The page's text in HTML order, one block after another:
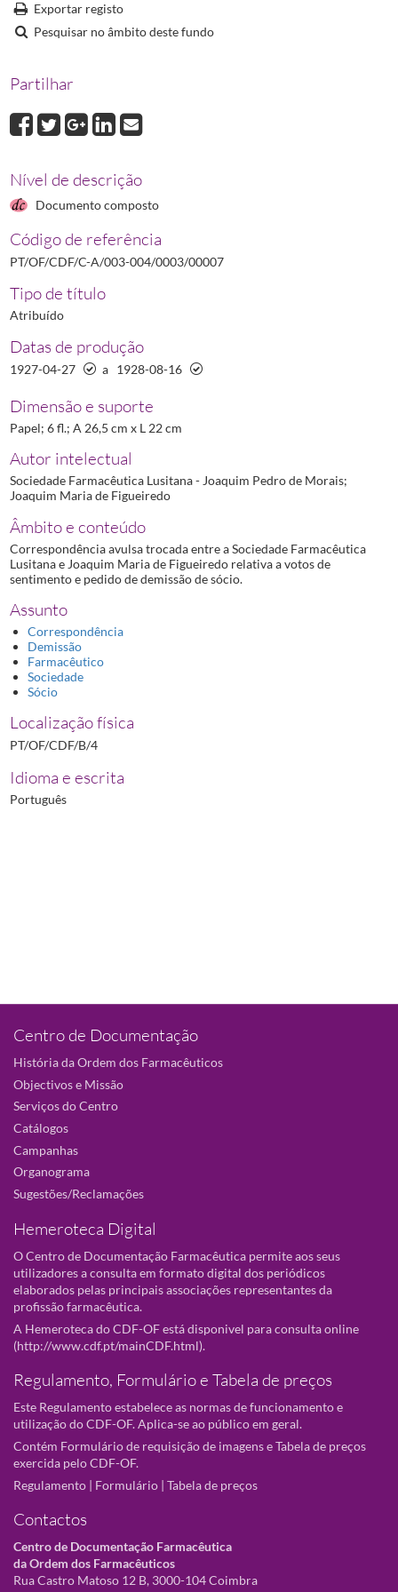
00008Correspondência avulsa trocada com Adolfo Augusto Rodrigues
00009 Correspondência avulsa trocada com José Dias Hipólito Parente
(...)
00019 Correspondência avulsa trocada relativa ao Centenário de
Exportar registo
Pesquisar no âmbito deste fundo
Partilhar
Nível de descrição
Documento composto
Código de referência
PT/OF/CDF/C-A/003-004/0003/00007
Tipo de título
Atribuído
Datas de produção
1927-04-27 a 1928-08-16
Dimensão e suporte
Papel; 6 fl.; A 26,5 cm x L 22 cm
Autor intelectual
Sociedade Farmacêutica Lusitana - Joaquim Pedro de Morais;
Joaquim Maria de Figueiredo
Âmbito e conteúdo
Correspondência avulsa trocada entre a Sociedade Farmacêutica
Lusitana e Joaquim Maria de Figueiredo relativa a votos de
sentimento e pedido de demissão de sócio.
Assunto
Correspondência
Demissão
Farmacêutico
Sociedade
Sócio
Localização física
PT/OF/CDF/B/4
Idioma e escrita
Português
Centro de Documentação
História da Ordem dos Farmacêuticos
Objectivos e Missão
Serviços do Centro
Catálogos
Campanhas
Organograma
Sugestões/Reclamações
Hemeroteca Digital
O Centro de Documentação Farmacêutica permite aos seus
utilizadores a consulta em formato digital dos periódicos
elaborados pelas principais associações representantes da
profissão farmacêutica.
A Hemeroteca do CDF-OF está disponivel para consulta online
(http://www.cdf.pt/mainCDF.html).
Regulamento, Formulário e Tabela de preços
Este Regulamento estabelece as normas de funcionamento e
utilização do CDF-OF. Aplica-se ao público em geral.
Contém Formulário de requisição de imagens e Tabela de preços
exercida pelo CDF-OF.
Regulamento | Formulário | Tabela de preços
Contactos
Centro de Documentação Farmacêutica
da Ordem dos Farmacêuticos
Rua Castro Matoso 12 B, 3000-104 Coimbra